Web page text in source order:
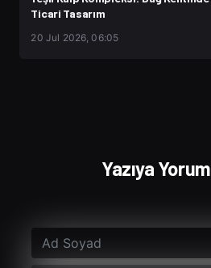
Ticari Tasarım
20 Jul 2026, 06:05
Yazıya